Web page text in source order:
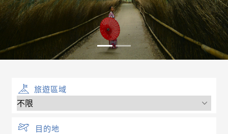
會員登入
旅遊區域
目的地